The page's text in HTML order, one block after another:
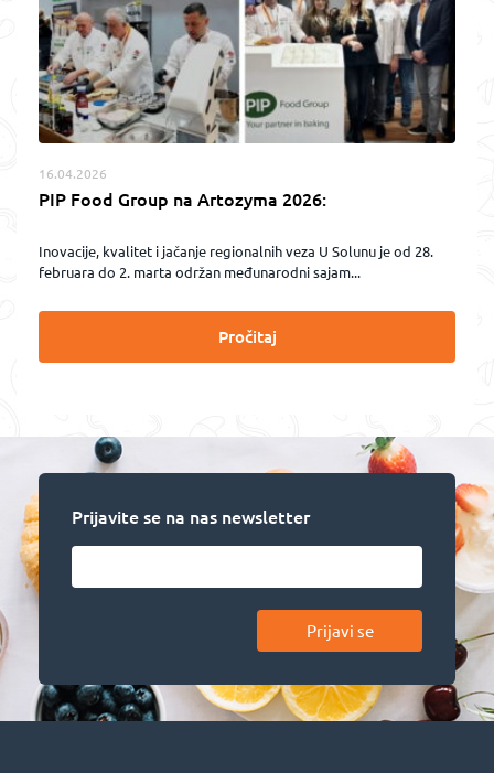
16.04.2026
PIP Food Group na Artozyma 2026:
Inovacije, kvalitet i jačanje regionalnih veza U Solunu je od 28.
februara do 2. marta održan međunarodni sajam...
Pročitaj
Prijavite se na nas newsletter
Prijavi se